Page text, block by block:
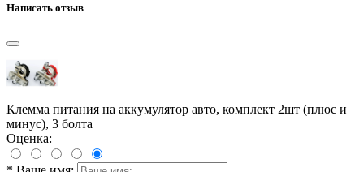
Написать отзыв
Клемма питания на аккумулятор авто, комплект 2шт (плюс и
минус), 3 болта
Оценка: